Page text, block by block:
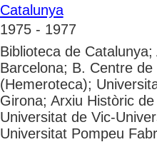
Catalunya
1975 - 1977
Biblioteca de
Barcelona; B. Centre
(Hemeroteca);
Girona; Arxiu Històric
Universitat de Vic-
Universitat Pompeu